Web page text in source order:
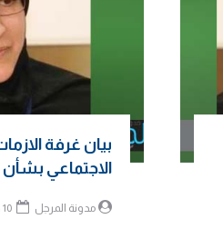
بيان غرفة
الاجتماعي بشأن
مدونة المرجل 10 ديسمبر 2020